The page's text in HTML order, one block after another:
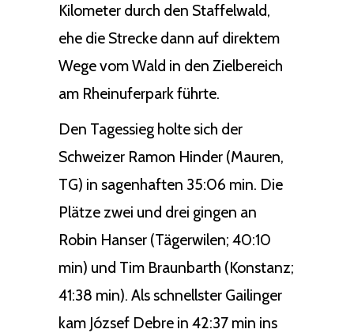
Kilometer durch den Staffelwald,
ehe die Strecke dann auf direktem
Wege vom Wald in den Zielbereich
am Rheinuferpark führte.
Den Tagessieg holte sich der
Schweizer Ramon Hinder (Mauren,
TG) in sagenhaften 35:06 min. Die
Plätze zwei und drei gingen an
Robin Hanser (Tägerwilen; 40:10
min) und Tim Braunbarth (Konstanz;
41:38 min). Als schnellster Gailinger
kam József Debre in 42:37 min ins